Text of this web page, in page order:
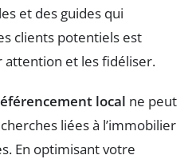
et des guides qui
clients potentiels est
attention et les fidéliser.
local ne peut
liées à l’immobilier
En optimisant votre